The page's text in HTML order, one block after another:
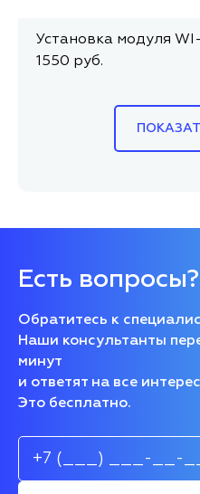
Установка модуля
1550 руб.
Есть вопросы?
Обратитесь к
Наши консультанты
минут
и ответят на все
Это бесплатно.